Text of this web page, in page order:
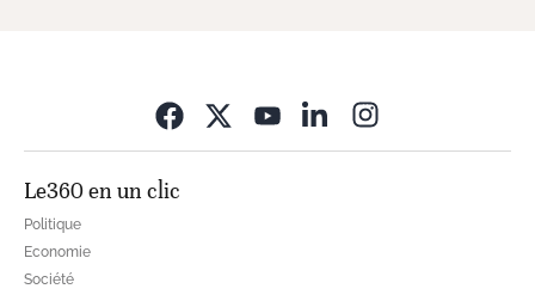
Le360 en un clic
Politique
Economie
Société